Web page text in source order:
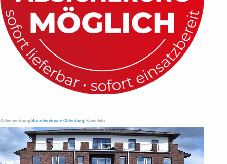
Onlinewerbung Boardinghouse Oldenburg | Kowalski